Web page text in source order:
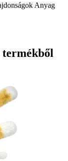
Anyag
termékből